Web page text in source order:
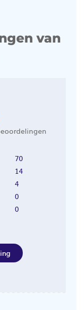
van
70
14
4
0
0